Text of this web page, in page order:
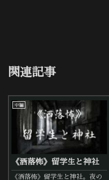
関連記事
中編
《洒落怖》留学生と神社
《洒落怖》留学生と神社。夜の